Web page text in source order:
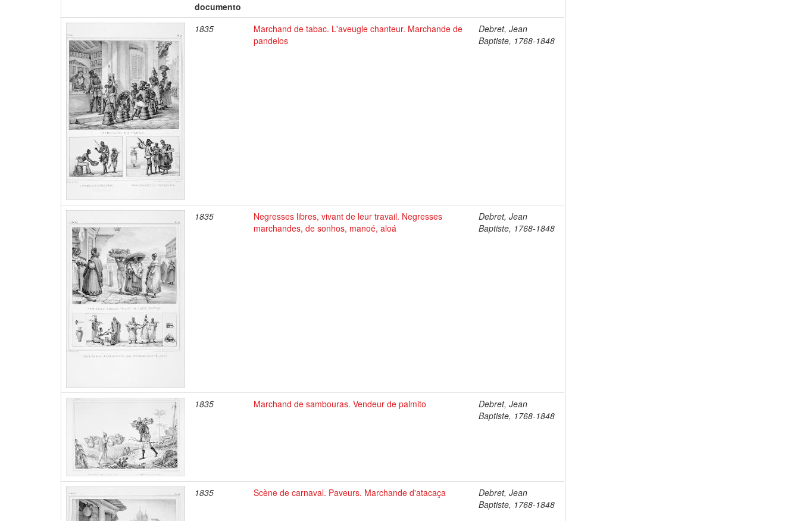
documento
1835
Marchand de tabac. L'aveugle chanteur. Marchande de
pandelos
Debret, Jean
Baptiste, 1768-1848
1835
Negresses libres, vivant de leur travail. Negresses
marchandes, de sonhos, manoé, aloá
Debret, Jean
Baptiste, 1768-1848
1835 Marchand de sambouras. Vendeur de palmito
Debret, Jean
Baptiste, 1768-1848
1835 Scène de carnaval. Paveurs. Marchande d'atacaça
Debret, Jean
Baptiste, 1768-1848